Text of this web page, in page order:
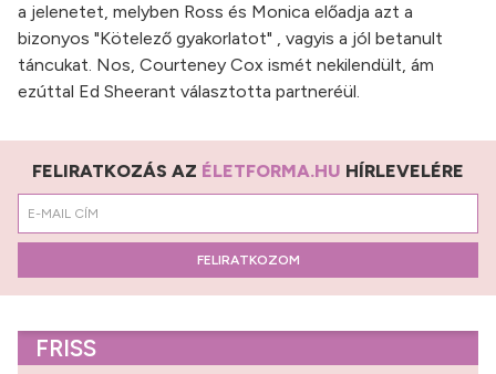
a jelenetet, melyben Ross és Monica előadja azt a
bizonyos "Kötelező gyakorlatot" , vagyis a jól betanult
táncukat. Nos, Courteney Cox ismét nekilendült, ám
ezúttal Ed Sheerant választotta partneréül.
FELIRATKOZÁS AZ ÉLETFORMA.HU HÍRLEVELÉRE
FELIRATKOZOM
FRISS